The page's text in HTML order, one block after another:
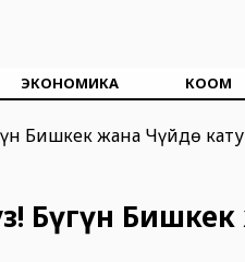
ЭКОНОМИКА КООМ
Бүгүн